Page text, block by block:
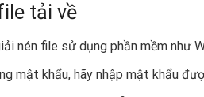
tải về
nén file sử dụng phần mềm như
mật khẩu, hãy nhập mật khẩu